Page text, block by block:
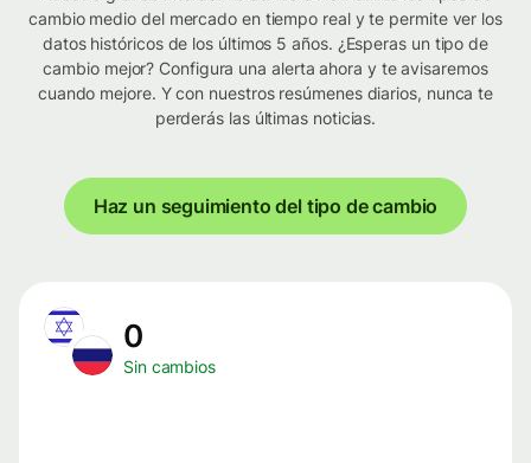
cambio medio del mercado en tiempo real y te permite ver los
datos históricos de los últimos 5 años. ¿Esperas un tipo de
cambio mejor? Configura una alerta ahora y te avisaremos
cuando mejore. Y con nuestros resúmenes diarios, nunca te
perderás las últimas noticias.
Haz un seguimiento del tipo de cambio
0
Sin cambios